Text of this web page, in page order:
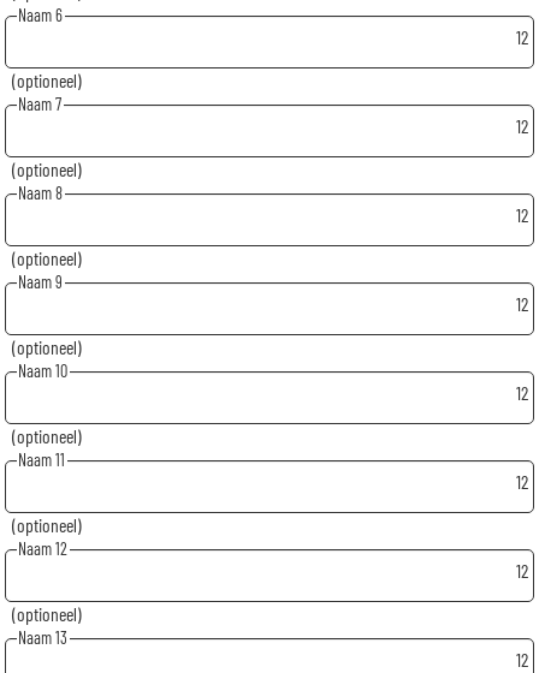
Naam 6
12
(optioneel)
Naam 7
12
(optioneel)
Naam 8
12
(optioneel)
Naam 9
12
(optioneel)
Naam 10
12
(optioneel)
Naam 11
12
(optioneel)
Naam 12
12
(optioneel)
Naam 13
12